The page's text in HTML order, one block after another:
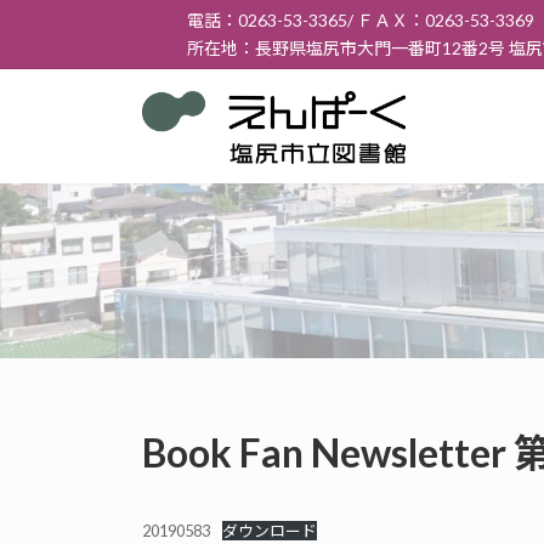
テ
ス
キ
ッ
ゲ
ン
に
移
電話：0263-53-3365/ ＦＡＸ：0263-53-3369
所在地：長野県塩尻市大門一番町12番2号 塩
Book Fan Newsletter
20190583 ダウンロード